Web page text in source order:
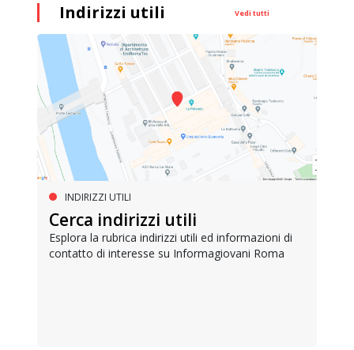
Indirizzi utili Vedi tutti
INDIRIZZI UTILI
Cerca indirizzi utili
Esplora la rubrica indirizzi utili ed informazioni di
contatto di interesse su Informagiovani Roma